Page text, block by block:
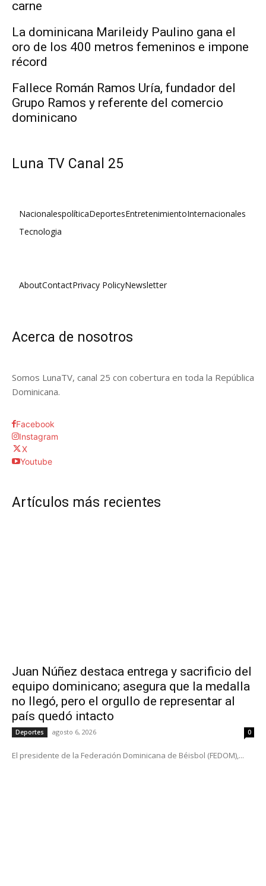
carne
La dominicana Marileidy Paulino gana el
oro de los 400 metros femeninos e impone
récord
Fallece Román Ramos Uría, fundador del
Grupo Ramos y referente del comercio
dominicano
Luna TV Canal 25
NacionalespolíticaDeportesEntretenimientoInternacionales
Tecnologia
AboutContactPrivacy PolicyNewsletter
Acerca de nosotros
Somos LunaTV, canal 25 con cobertura en toda la República
Dominicana.
Facebook
Instagram
X
Youtube
Artículos más recientes
Juan Núñez destaca entrega y sacrificio del
equipo dominicano; asegura que la medalla
no llegó, pero el orgullo de representar al
país quedó intacto
Deportes agosto 6, 2026 0
El presidente de la Federación Dominicana de Béisbol (FEDOM),...